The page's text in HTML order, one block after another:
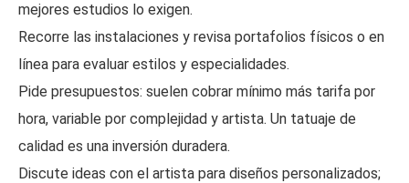
mejores estudios lo exigen.
Recorre las instalaciones y revisa portafolios físicos o en
línea para evaluar estilos y especialidades.
Pide presupuestos: suelen cobrar mínimo más tarifa por
hora, variable por complejidad y artista. Un tatuaje de
calidad es una inversión duradera.
Discute ideas con el artista para diseños personalizados;